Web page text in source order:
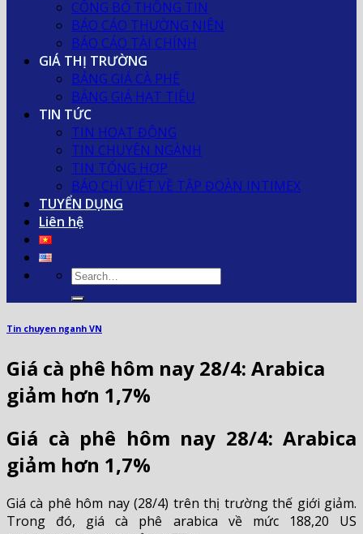
CÔNG BỐ THÔNG TIN
BÁO CÁO THƯỜNG NIÊN
BÁO CÁO TÀI CHÍNH
GIÁ THỊ TRƯỜNG
BẢNG GIÁ CÀ PHÊ
BẢNG GIÁ HẠT TIÊU
TIN TỨC
TIN HOẠT ĐỘNG
TIN CHUYÊN NGÀNH
TIN TỔNG HỢP
BÁO CHÍ VIẾT VỀ TẬP ĐOÀN INTIMEX
TUYỂN DỤNG
Liên hệ
Tin chuyen nganh VN
Giá cà phê hôm nay 28/4: Arabica
giảm hơn 1,7%
Giá cà phê hôm nay 28/4: Arabica
giảm hơn 1,7%
Giá cà phê hôm nay (28/4) trên thị trường thế giới giảm.
Trong đó, giá cà phê arabica về mức 188,20 US